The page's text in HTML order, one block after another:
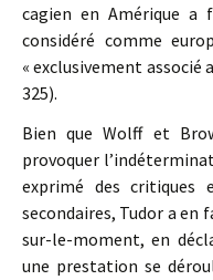
cagien en Amérique
considéré comme
« exclusivement associé
325).
Bien que Wolff et
provoquer
exprimé des critiques
secondaires, Tudor a en
sur-le-moment, en
une prestation se